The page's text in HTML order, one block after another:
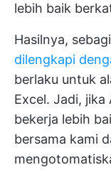
lebih baik
Hasilnya,
dilengkapi
berlaku untuk
Excel. Jadi,
bekerja lebih
bersama kami